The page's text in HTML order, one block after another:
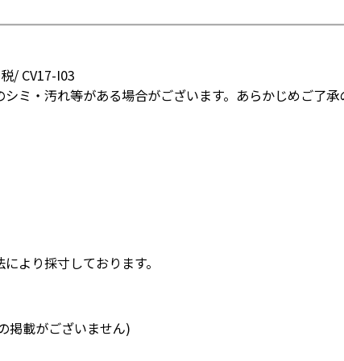
/ CV17-I03
ミ・汚れ等がある場合がございます。あらかじめご了
より採寸しております。
掲載がございません)